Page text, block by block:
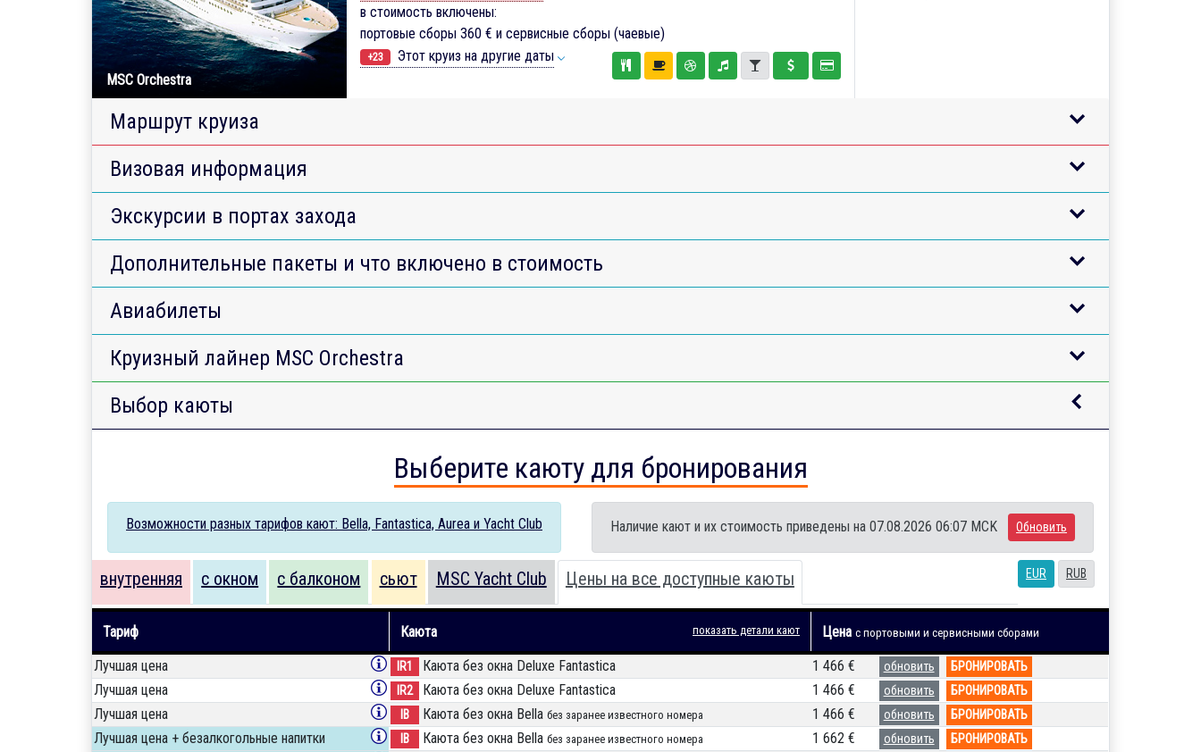
MSC Orchestra
в стоимость включены:
портовые сборы 360 € и сервисные сборы (чаевые)
+23 Этот круиз на другие даты
Маршрут круиза
Визовая информация
Экскурсии в портах захода
Дополнительные пакеты и что включено в стоимость
Авиабилеты
Круизный лайнер MSC Orchestra
Выбор каюты
Выберите каюту для бронирования
Возможности разных тарифов кают: Bella, Fantastica, Aurea и Yacht Club Наличие кают и их стоимость приведены на 07.08.2026 06:07 MCK Обновить
EUR RUB
внутренняя с окном с балконом сьют MSC Yacht Club Цены на все доступные каюты
Тариф Каюта показать детали кают Цена с портовыми и сервисными сборами
Лучшая цена IR1 Каюта без окна Deluxe Fantastica 1 466 € обновить БРОНИРОВАТЬ
Лучшая цена IR2 Каюта без окна Deluxe Fantastica 1 466 € обновить БРОНИРОВАТЬ
Лучшая цена IB Каюта без окна Bella без заранее известного номера 1 466 € обновить БРОНИРОВАТЬ
Лучшая цена + безалкогольные напитки IB Каюта без окна Bella без заранее известного номера 1 662 € обновить БРОНИРОВАТЬ